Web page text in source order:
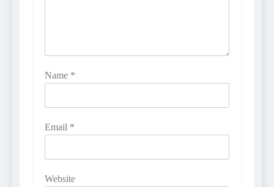
Name *
Email *
Website